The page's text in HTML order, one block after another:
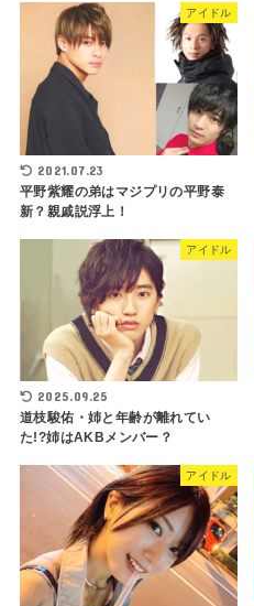
アイドル
2021.07.23
平野紫耀の弟はマジプリの平野泰
新？親戚説浮上！
アイドル
2025.09.25
道枝駿佑・姉と年齢が離れてい
た!?姉はAKBメンバー？
アイドル